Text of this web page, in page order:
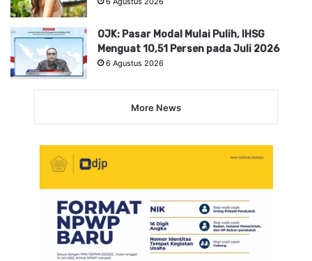
OJK: Pasar Modal Mulai Pulih, IHSG
Menguat 10,51 Persen pada Juli 2026
6 Agustus 2026
More News